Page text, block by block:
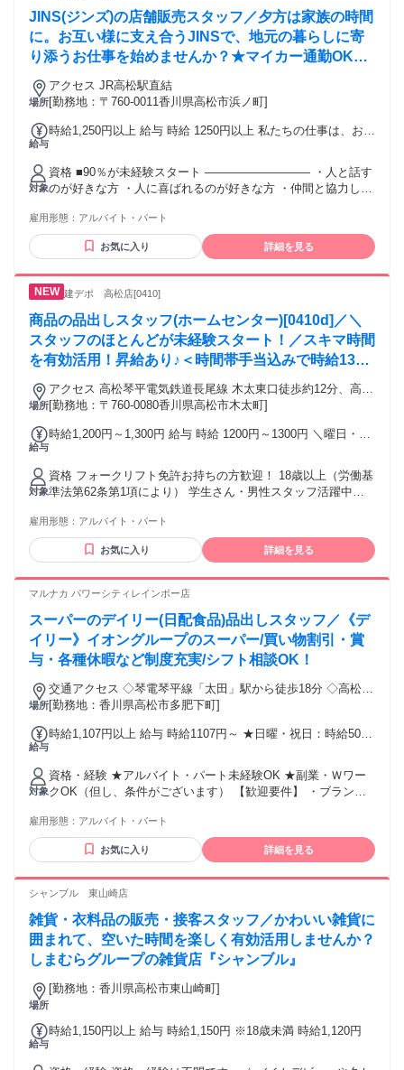
JINS(ジンズ)の店舗販売スタッフ／夕方は家族の時間
に。お互い様に支え合うJINSで、地元の暮らしに寄
り添うお仕事を始めませんか？★マイカー通勤OK・
無料駐車場完備（※店舗による）
場所
アクセス JR高松駅直結
[勤務地：〒760-0011香川県高松市浜ノ町]
給与
時給1,250円以上 給与 時給 1250円以上 私たちの仕事は、お客
機会がたくさん。 あなたのアイデアと笑顔は、この街と、そ
こに住む人の毎日を豊かにします。 世界を目指すJINSの原点
は、そんな地域に根ざしたお店です。 ※さらに眼鏡作成技能
士資格を保有している場合、時給120円UP！ （社内承認後、
あり（月上限5万円まで支給）
対象
資格 ■90％が未経験スタート ――――――――― ・人と話す
のが好きな方 ・人に喜ばれるのが好きな方 ・仲間と協力して
でも安心の理由】 ◆働くスタッフは穏やかで気さくな人ばか
り。 ◆動画などの研修ツール充実 →業務の合間にアップデー
ト♪ 面倒見の良い人が多く、新人さんを育てる風土が 根付い
方も活躍しています ――――――――― □初バイトの学生さ
ん □出産以来、久しぶりのお仕事のママさん □メインの仕事と
兼業しているWワーカーさん □フルタイムで働く安定系フリー
ターさん 【働き方イロイロ】 □授業終わりに夕方16時からシ
フトin □早番15時あがりで晩ごはんの用意 □学校がない日はガ
ッツリ8時間で稼ぐ♪ □オーディションの日は必ず休む！ シフ
トの融通の良さは抜群です◎ ■職場環境 ――――――――
□20代30代中心に活躍中！ □男女比／男性44％：女性56％ □個
人ノルマ・販売ノルマ一切なし
雇用形態： アルバイト・パート
お気に入り 詳細を見る
建デポ 高松店[0410]
商品の品出しスタッフ(ホームセンター)[0410d]／＼
スタッフのほとんどが未経験スタート！／スキマ時間
を有効活用！昇給あり♪＜時間帯手当込みで時給1300
円の高時給！＞
場所
アクセス 高松琴平電気鉄道長尾線 木太東口徒歩約12分、高松
琴平電気鉄道長尾線 林道徒歩約13分、高松琴平電気鉄道長尾
[勤務地：〒760-0080香川県高松市木太町]
給与
時給1,200円～1,300円 給与 時給 1200円～1300円 ＼曜日・時
円／1ｈ □17:00～閉店 ＋100円／1ｈ 交通費：交通費支給 ・
交通費規定支給
対象
資格 フォークリフト免許お持ちの方歓迎！ 18歳以上（労働基
準法第62条第1項により） 学生さん・男性スタッフ活躍中！
はピッタリ！ ・DIYが好き、または興味がある！ ・ハローワ
ークでお仕事を探している ・接客や販売に興味がある方 異業
種のバイト経験からも多数ご応募頂いています！ ・カフェや
ピッキング、仕分け作業 ・友達と応募OKです！ ・留学生や
以上（労働基準法第62条第1項により）
雇用形態： アルバイト・パート
お気に入り 詳細を見る
マルナカ パワーシティレインボー店
スーパーのデイリー(日配食品)品出しスタッフ／《デ
イリー》イオングループのスーパー/買い物割引・賞
与・各種休暇など制度充実/シフト相談OK！
場所
交通アクセス ◇琴電琴平線「太田」駅から徒歩18分 ◇高松市
コニュニティバス「パワーシティレインボー」バス停から徒
[勤務地：香川県高松市多肥下町]
給与
時給1,107円以上 給与 時給1107円～ ★日曜・祝日：時給50円
は別途深夜割増あり
対象
資格・経験 ★アルバイト・パート未経験OK ★副業・Ｗワー
クOK（但し、条件がございます） 【歓迎要件】 ・ブランク
女活躍中 ・主婦さん活躍中 ・フリーター歓迎 ・ハローワー
クで求職中の方
雇用形態： アルバイト・パート
お気に入り 詳細を見る
シャンブル 東山崎店
雑貨・衣料品の販売・接客スタッフ／かわいい雑貨に
囲まれて、空いた時間を楽しく有効活用しませんか？
しまむらグループの雑貨店『シャンブル』
場所
[勤務地：香川県高松市東山崎町]
給与
時給1,150円以上 給与 時給1,150円 ※18歳未満 時給1,120円